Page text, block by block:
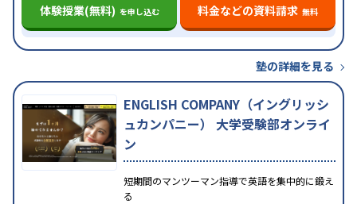
体験授業(無料) を申し込む 料金などの資料請求 無料
塾の詳細を見る
ENGLISH COMPANY（イングリッシ
ュカンパニー） 大学受験部オンライ
ン
短期間のマンツーマン指導で英語を集中的に鍛え
る